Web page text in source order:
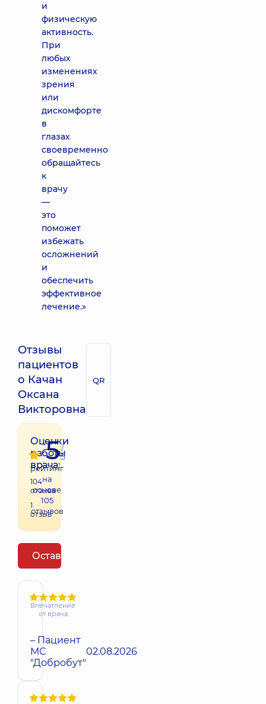
и
физическую
активность.
При
любых
изменениях
зрения
или
дискомфорте
в
глазах
своевременно
обращайтесь
к
врачу
—
это
поможет
избежать
осложнений
и
обеспечить
эффективное
лечение.»
Отзывы
пациентов
о Качан
Оксана
Викторовна
QR
Оценки
работы
врача:
104
отзыва
1
отзыв
5/
5
рейтинг
на
основе
105
отзывов
Оставить отзыв
Впечатление
от врача
– Пациент
МС
"Добробут"
02.08.2026